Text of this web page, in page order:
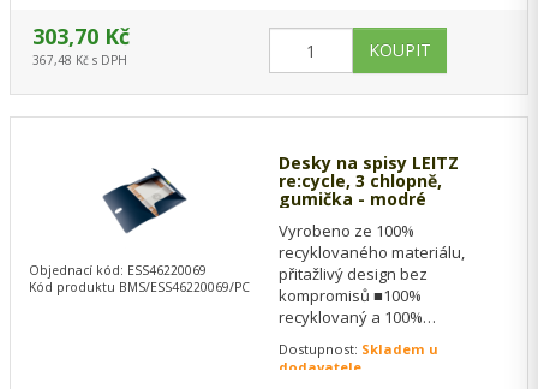
303,70 Kč
367,48 Kč s DPH
Desky na spisy LEITZ
re:cycle, 3 chlopně,
gumička - modré
Vyrobeno ze 100%
recyklovaného materiálu,
přitažlivý design bez
kompromisů ■100%
recyklovaný a 100%
přenos dokumentů a volných
Dostupnost: Skladem u
dodavatele
Objednací kód: ESS46220069
Kód produktu BMS/ESS46220069/PC